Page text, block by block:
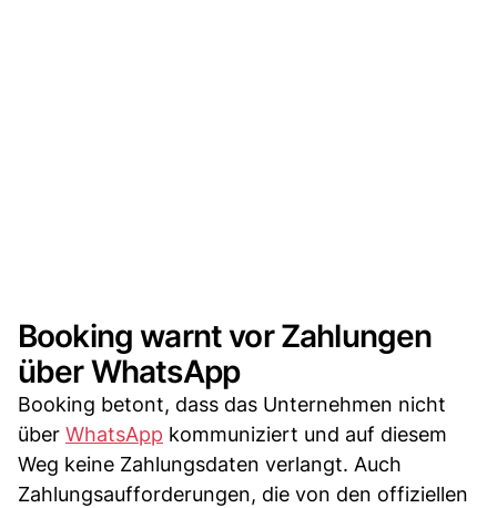
Booking warnt vor Zahlungen
über WhatsApp
Booking betont, dass das Unternehmen nicht
über WhatsApp kommuniziert und auf diesem
Weg keine Zahlungsdaten verlangt. Auch
Zahlungsaufforderungen, die von den offiziellen